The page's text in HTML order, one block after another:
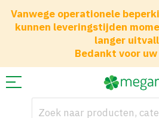
Vanwege operationele
kunnen leveringstijden
langer
Bedankt voor